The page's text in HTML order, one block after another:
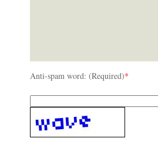
Anti-spam word: (Required)*